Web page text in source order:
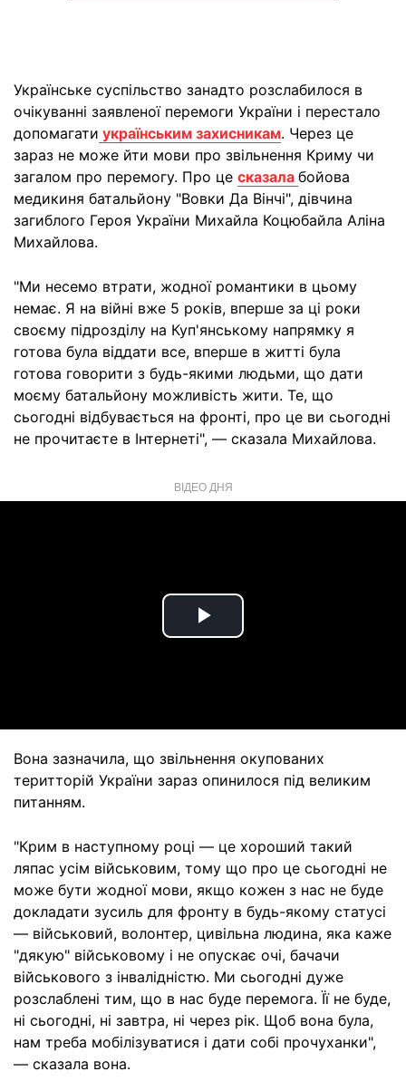
Українське суспільство занадто розслабилося в
очікуванні заявленої перемоги України і перестало
допомагати українським захисникам. Через це
зараз не може йти мови про звільнення Криму чи
загалом про перемогу. Про це сказала бойова
медикиня батальйону "Вовки Да Вінчі", дівчина
загиблого Героя України Михайла Коцюбайла Аліна
Михайлова.
"Ми несемо втрати, жодної романтики в цьому
немає. Я на війні вже 5 років, вперше за ці роки
своєму підрозділу на Куп'янському напрямку я
готова була віддати все, вперше в житті була
готова говорити з будь-якими людьми, що дати
моєму батальйону можливість жити. Те, що
сьогодні відбувається на фронті, про це ви сьогодні
не прочитаєте в Інтернеті", — сказала Михайлова.
ВІДЕО ДНЯ
Play
Вона зазначила, що звільнення окупованих
теритторій України зараз опинилося під великим
питанням.
"Крим в наступному році — це хороший такий
ляпас усім військовим, тому що про це сьогодні не
може бути жодної мови, якщо кожен з нас не буде
докладати зусиль для фронту в будь-якому статусі
— військовий, волонтер, цивільна людина, яка каже
"дякую" військовому і не опускає очі, бачачи
військового з інвалідністю. Ми сьогодні дуже
розслаблені тим, що в нас буде перемога. Її не буде,
ні сьогодні, ні завтра, ні через рік. Щоб вона була,
нам треба мобілізуватися і дати собі прочуханки",
— сказала вона.